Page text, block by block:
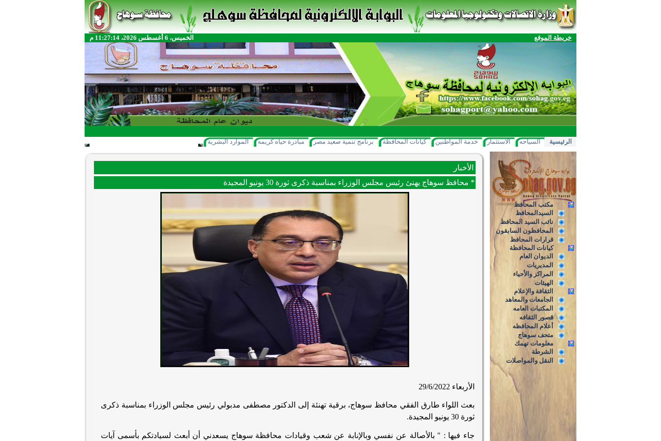
خريطة الموقع الخميس، 6 أغسطس 2026، 11:27:14 م
الرئيسية السياحه الاستثمار خدمة المواطنين كيانات المحافظة برنامج تنمية صعيد مصر مبادرة حياه كريمه الموارد البشرية
مكتب المحافظ
السيدالمحافظ
نائب السيد المحافظ
المحافظون السابقون
قرارات المحافظ
كيانات المحافظة
الديوان العام
المديريات
المراكز والأحياء
الهيئات
الثقافة والإعلام
الجامعات والمعاهد
المكتبات العامه
قصور الثقافه
أعلام المحافظه
متحف سوهاج
معلومات تهمك
الشرطة
النقل والمواصلات
الأخبار
* محافظ سوهاج يهنئ رئيس مجلس الوزراء بمناسبة ذكرى ثورة 30 يونيو المجيدة
الأربعاء 29/6/2022
بعث اللواء طارق الفقي محافظ سوهاج، برقية تهنئة إلى الدكتور مصطفى مدبولي رئيس مجلس الوزراء بمناسبة ذكرى
ثورة 30 يونيو المجيدة
.
جاء فيها : " بالأصالة عن نفسي وبالإنابة عن شعب وقيادات محافظة سوهاج يسعدني أن أبعث لسيادتكم بأسمى آيات